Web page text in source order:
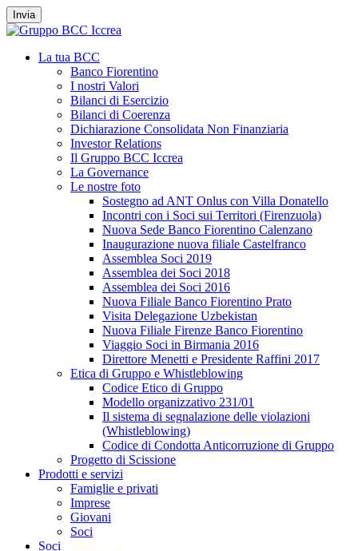
Invia
La tua BCC
Banco Fiorentino
I nostri Valori
Bilanci di Esercizio
Bilanci di Coerenza
Dichiarazione Consolidata Non Finanziaria
Investor Relations
Il Gruppo BCC Iccrea
La Governance
Le nostre foto
Sostegno ad ANT Onlus con Villa Donatello
Incontri con i Soci sui Territori (Firenzuola)
Nuova Sede Banco Fiorentino Calenzano
Inaugurazione nuova filiale Castelfranco
Assemblea Soci 2019
Assemblea dei Soci 2018
Assemblea dei Soci 2016
Nuova Filiale Banco Fiorentino Prato
Visita Delegazione Uzbekistan
Nuova Filiale Firenze Banco Fiorentino
Viaggio Soci in Birmania 2016
Direttore Menetti e Presidente Raffini 2017
Etica di Gruppo e Whistleblowing
Codice Etico di Gruppo
Modello organizzativo 231/01
Il sistema di segnalazione delle violazioni
(Whistleblowing)
Codice di Condotta Anticorruzione di Gruppo
Progetto di Scissione
Prodotti e servizi
Famiglie e privati
Imprese
Giovani
Soci
Soci